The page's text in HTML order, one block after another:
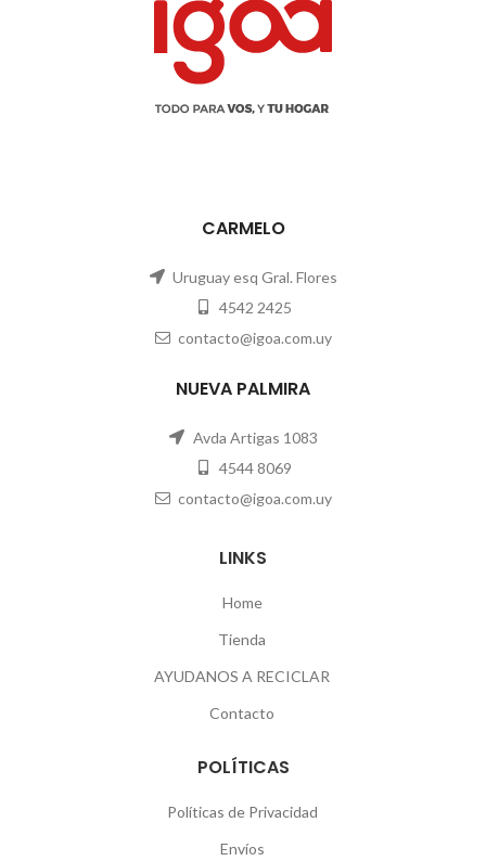
CARMELO
Uruguay esq Gral. Flores
4542 2425
contacto@igoa.com.uy
NUEVA PALMIRA
Avda Artigas 1083
4544 8069
contacto@igoa.com.uy
LINKS
Home
Tienda
AYUDANOS A RECICLAR
Contacto
POLÍTICAS
Políticas de Privacidad
Envíos